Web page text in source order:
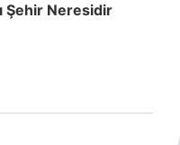
Şehir Neresidir